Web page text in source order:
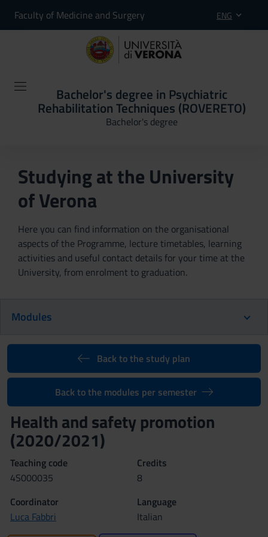
Faculty of Medicine and Surgery ENG
Bachelor's degree in Psychiatric
Rehabilitation Techniques (ROVERETO)
Bachelor's degree
Studying at the University
of Verona
Here you can find information on the organisational
aspects of the Programme, lecture timetables, learning
activities and useful contact details for your time at the
University, from enrolment to graduation.
Modules
Back to the study plan
Back to the modules per semester
Health and safety promotion
(2020/2021)
Teaching code
4S000035
Credits
8
Coordinator
Luca Fabbri
Language
Italian